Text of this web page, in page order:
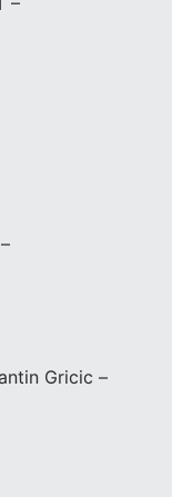
Gricic –